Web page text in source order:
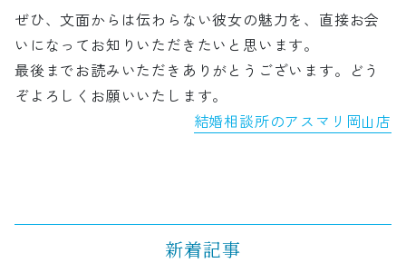
ぜひ、文面からは伝わらない彼女の魅力を、直接お会
いになってお知りいただきたいと思います。
最後までお読みいただきありがとうございます。どう
ぞよろしくお願いいたします。
結婚相談所のアスマリ岡山店
新着記事